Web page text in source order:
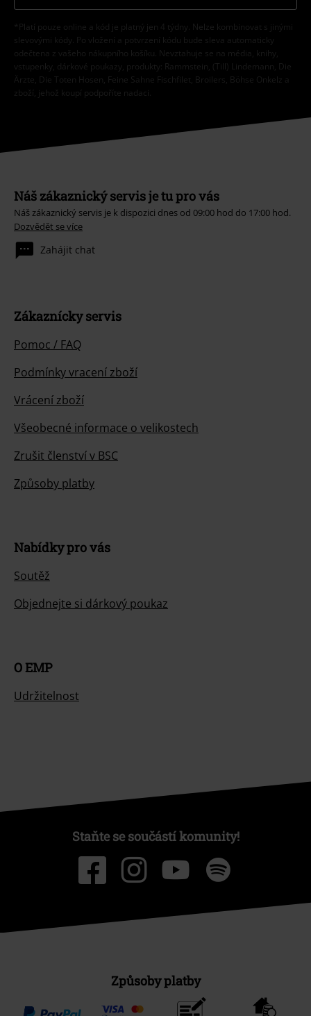
*Platí pouze online a kód je platný jen 4 týdny. Nelze kombinovat s jinými
slevovými kódy. Po vložení a potvrzení kódu bude sleva automaticky
odečtena z vašeho nákupního košíku. Nevztahuje se na média, knihy,
vstupenky, dárkové poukazy, produkty: Rammstein, (Till) Lindemann, Die
Ärzte, Die Toten Hosen, Feine Sahne Fischfilet, Broilers, Böhse Onkelz a
zboží, jehož koupí podpoříte nadaci.
Náš zákaznický servis je tu pro vás
Náš zákaznický servis je k dispozici dnes od 09:00 hod do 17:00 hod.
Dozvědět se více
Zahájit chat
Zákaznícky servis
Pomoc / FAQ
Podmínky vracení zboží
Vrácení zboží
Všeobecné informace o velikostech
Zrušit členství v BSC
Způsoby platby
Nabídky pro vás
Soutěž
Objednejte si dárkový poukaz
O EMP
Udržitelnost
Staňte se součástí komunity!
Způsoby platby